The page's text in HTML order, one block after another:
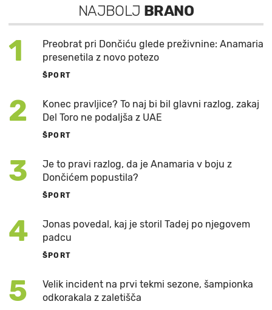
NAJBOLJ BRANO
1
Preobrat pri Dončiću glede preživnine: Anamaria
presenetila z novo potezo
ŠPORT
2
Konec pravljice? To naj bi bil glavni razlog, zakaj
Del Toro ne podaljša z UAE
ŠPORT
3
Je to pravi razlog, da je Anamaria v boju z
Dončićem popustila?
ŠPORT
4
Jonas povedal, kaj je storil Tadej po njegovem
padcu
ŠPORT
5
Velik incident na prvi tekmi sezone, šampionka
odkorakala z zaletišča